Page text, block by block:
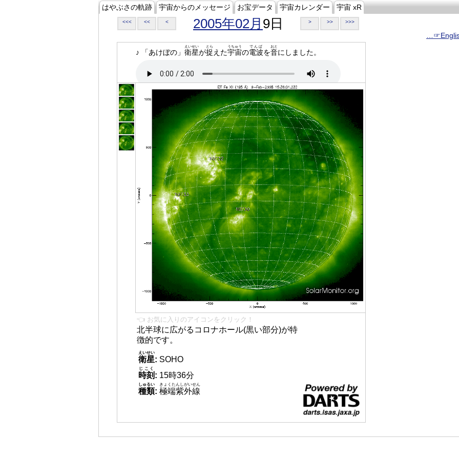
はやぶさの軌跡 宇宙からのメッセージ お宝データ 宇宙カレンダー 宇宙 xR
<<< << < 2005年02月 9日 > >> >>>
♪ 「あけぼの」 衛星
えいせい
が捉
とら
えた宇宙
うちゅう
の電波
でんぱ
を音
おと
にしました。
👈 お気に入りのアイコンをクリック！
北半球に広がるコロナホール(黒い部分)が特
徴的です。
衛星
えいせい
: SOHO
時刻
じこく
: 15時36分
種類
しゅるい
: 極端紫外線
きょくたんしがいせん